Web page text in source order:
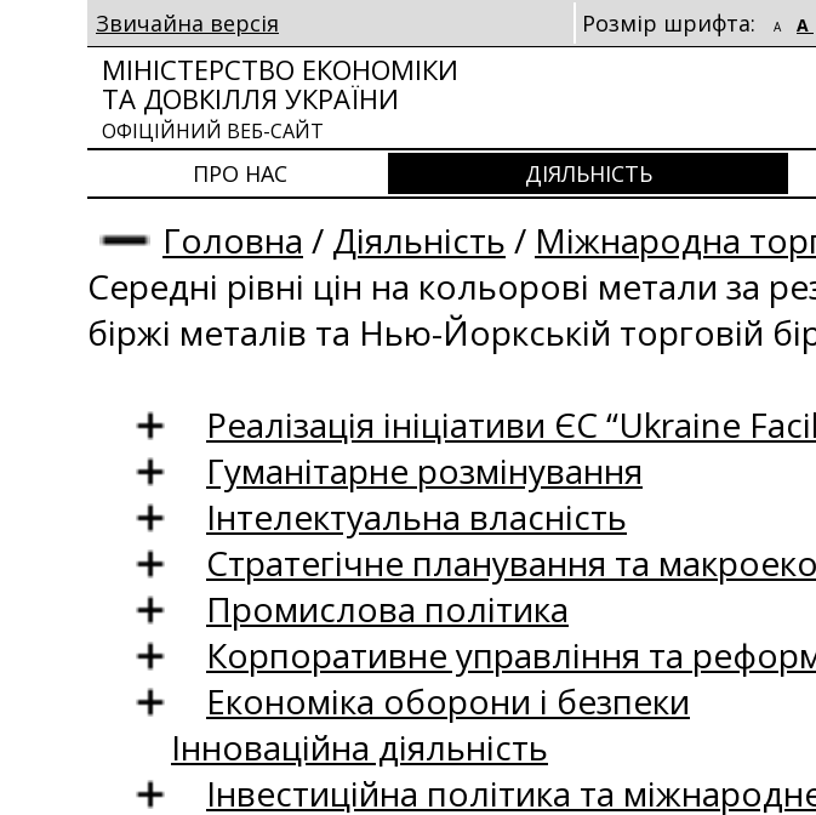
Звичайна версія Розмір шрифта: A A
МІНІСТЕРСТВО ЕКОНОМІКИ
ТА ДОВКІЛЛЯ УКРАЇНИ
ОФІЦІЙНИЙ ВЕБ-САЙТ
ПРО НАС ДІЯЛЬНІСТЬ
Головна / Діяльність / Міжнародна
Середні рівні цін на кольорові метали за
біржі металів та Нью-Йоркській торговій
Реалізація ініціативи ЄС “Ukraine
Гуманітарне розмінування
Інтелектуальна власність
Стратегічне планування та
Промислова політика
Корпоративне управління та
Економіка оборони і безпеки
Інноваційна діяльність
Інвестиційна політика та